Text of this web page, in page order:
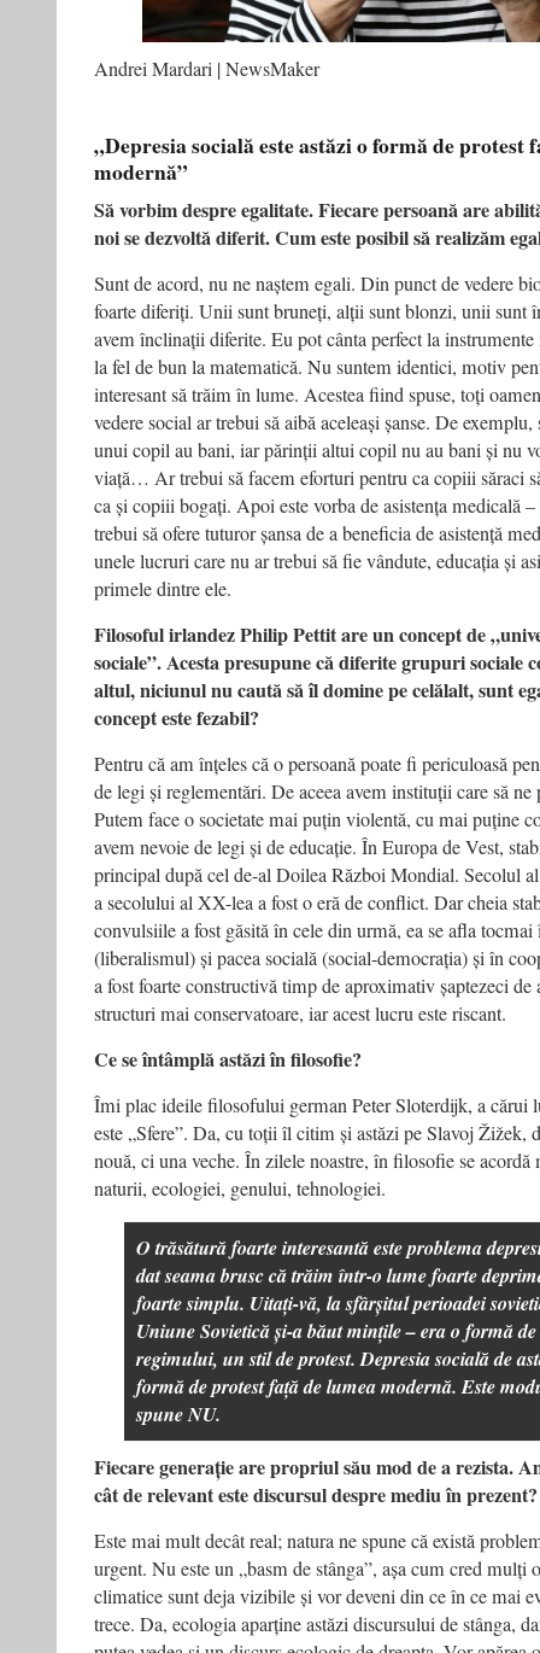
Andrei Mardari | NewsMaker
„Depresia socială este astăzi o formă de protest
modernă”
Să vorbim despre egalitate. Fiecare persoană are
noi se dezvoltă diferit. Cum este posibil să realizăm
Sunt de acord, nu ne naștem egali. Din punct de vedere
foarte diferiți. Unii sunt bruneți, alții sunt blonzi, unii sunt
avem înclinații diferite. Eu pot cânta perfect la
la fel de bun la matematică. Nu suntem identici, motiv
interesant să trăim în lume. Acestea fiind spuse, toți
vedere social ar trebui să aibă aceleași șanse. De
unui copil au bani, iar părinții altui copil nu au bani și nu
viață… Ar trebui să facem eforturi pentru ca copiii săraci
ca și copiii bogați. Apoi este vorba de asistența medicală
trebui să ofere tuturor șansa de a beneficia de asistență
unele lucruri care nu ar trebui să fie vândute, educația și
primele dintre ele.
Filosoful irlandez Philip Pettit are un concept de
sociale”. Acesta presupune că diferite grupuri sociale
altul, niciunul nu caută să îl domine pe celălalt, sunt
concept este fezabil?
Pentru că am înțeles că o persoană poate fi periculoasă
de legi și reglementări. De aceea avem instituții care să
Putem face o societate mai puțin violentă, cu mai puține
avem nevoie de legi și de educație. În Europa de Vest,
principal după cel de-al Doilea Război Mondial. Secolul
a secolului al XX-lea a fost o eră de conflict. Dar cheia
convulsiile a fost găsită în cele din urmă, ea se afla
(liberalismul) și pacea socială (social-democrația) și în
a fost foarte constructivă timp de aproximativ șaptezeci
structuri mai conservatoare, iar acest lucru este riscant.
Ce se întâmplă astăzi în filosofie?
Îmi plac ideile filosofului german Peter Sloterdijk, a cărui
este „Sfere”. Da, cu toții îl citim și astăzi pe Slavoj Žižek,
nouă, ci una veche. În zilele noastre, în filosofie se
naturii, ecologiei, genului, tehnologiei.
O trăsătură foarte interesantă este problema
dat seama brusc că trăim într-o lume foarte
foarte simplu. Uitați-vă, la sfârșitul perioadei
Uniune Sovietică și-a băut mințile – era o formă
regimului, un stil de protest. Depresia socială de
formă de protest față de lumea modernă. Este
spune NU.
Fiecare generație are propriul său mod de a rezista.
cât de relevant este discursul despre mediu în prezent?
Este mai mult decât real; natura ne spune că există
urgent. Nu este un „basm de stânga”, așa cum cred mulți
climatice sunt deja vizibile și vor deveni din ce în ce mai
trece. Da, ecologia aparține astăzi discursului de stânga,